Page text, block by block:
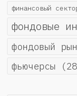
финансовый
фондовые
фондовый
фьючерсы